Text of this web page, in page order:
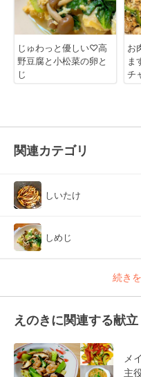
じゅわっと優しい♡高
野豆腐と小松菜の卵と
じ
お
ま
チ
関連カテゴリ
しいたけ
しめじ
続き
えのきに関連する献立
メ
主